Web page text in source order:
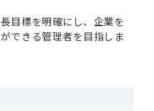
目標を明確にし、企業を
できる管理者を目指しま